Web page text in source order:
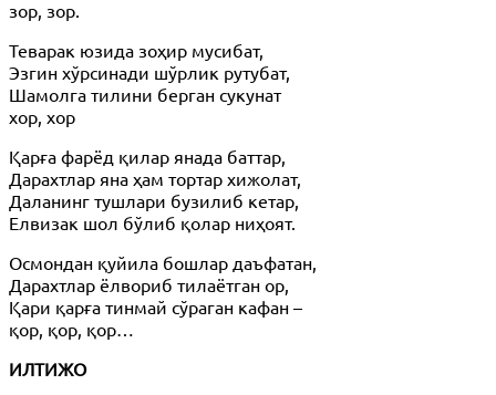
зор, зор.
Теварак юзида зоҳир мусибат,
Эзгин хўрсинади шўрлик рутубат,
Шамолга тилини берган сукунат
хор, хор
Қарға фарёд қилар янада баттар,
Дарахтлар яна ҳам тортар хижолат,
Даланинг тушлари бузилиб кетар,
Елвизак шол бўлиб қолар ниҳоят.
Осмондан қуйила бошлар даъфатан,
Дарахтлар ёлвориб тилаётган ор,
Қари қарға тинмай сўраган кафан –
қор, қор, қор…
ИЛТИЖО